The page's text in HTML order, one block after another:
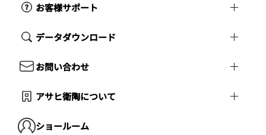
お客様サポート
データダウンロード
お問い合わせ
アサヒ衛陶について
ショールーム